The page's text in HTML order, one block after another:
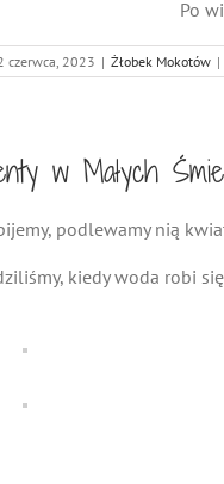
Po
czerwca, 2023 | Żłobek Mokotów |
w Małych
podlewamy nią
kiedy woda robi